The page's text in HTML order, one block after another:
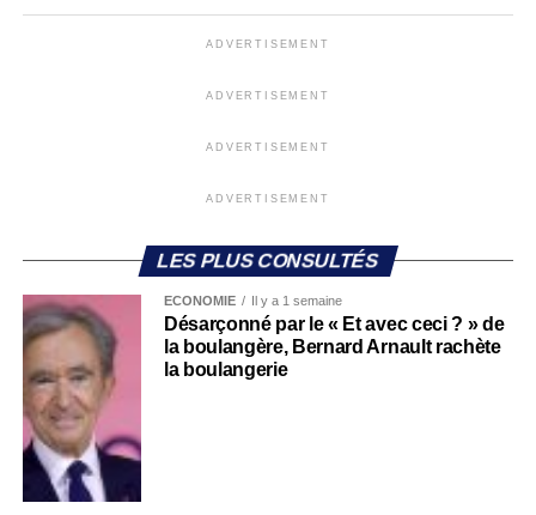
ADVERTISEMENT
ADVERTISEMENT
ADVERTISEMENT
ADVERTISEMENT
LES PLUS CONSULTÉS
ECONOMIE Il y a 1 semaine
Désarçonné par le « Et avec ceci ? » de
la boulangère, Bernard Arnault rachète
la boulangerie